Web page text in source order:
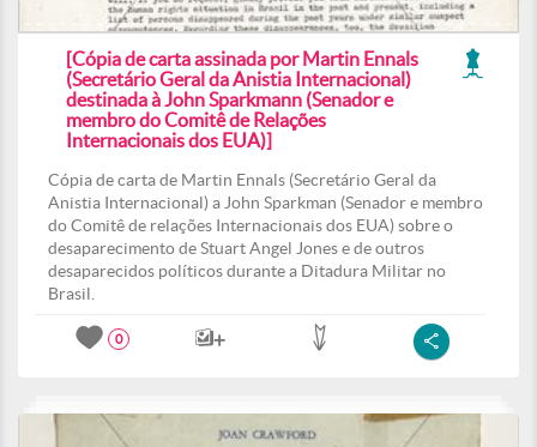
[Cópia de carta assinada por Martin Ennals
(Secretário Geral da Anistia Internacional)
destinada à John Sparkmann (Senador e
membro do Comitê de Relações
Internacionais dos EUA)]
Cópia de carta de Martin Ennals (Secretário Geral da
Anistia Internacional) a John Sparkman (Senador e membro
do Comitê de relações Internacionais dos EUA) sobre o
desaparecimento de Stuart Angel Jones e de outros
desaparecidos políticos durante a Ditadura Militar no
Brasil.
0